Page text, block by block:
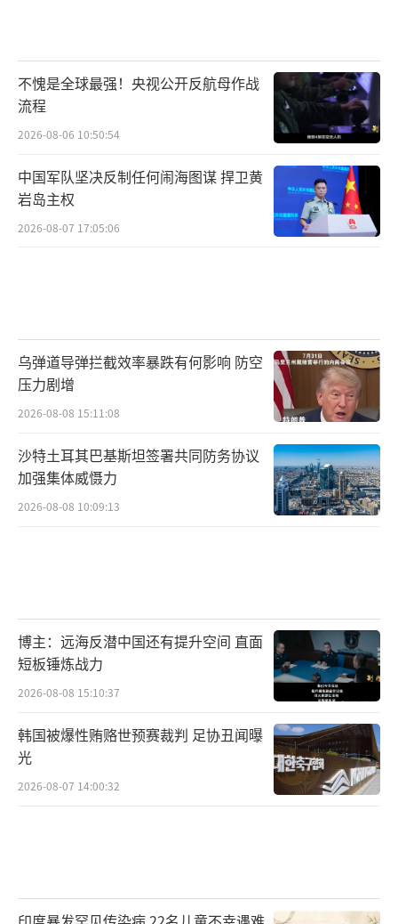
不愧是全球最强！央视公开反航母作战
流程
2026-08-06 10:50:54
中国军队坚决反制任何闹海图谋 捍卫黄
岩岛主权
2026-08-07 17:05:06
乌弹道导弹拦截效率暴跌有何影响 防空
压力剧增
2026-08-08 15:11:08
沙特土耳其巴基斯坦签署共同防务协议
加强集体威慑力
2026-08-08 10:09:13
博主：远海反潜中国还有提升空间 直面
短板锤炼战力
2026-08-08 15:10:37
韩国被爆性贿赂世预赛裁判 足协丑闻曝
光
2026-08-07 14:00:32